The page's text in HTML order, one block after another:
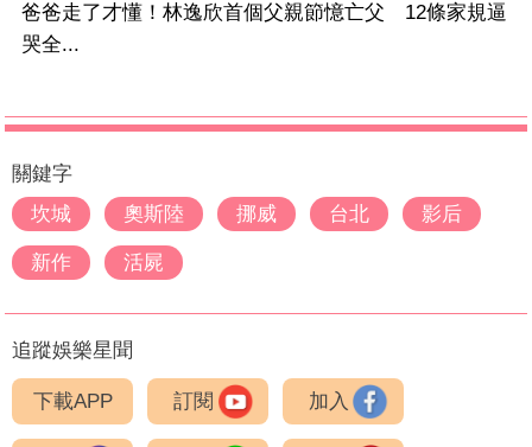
爸爸走了才懂！林逸欣首個父親節憶亡父 12條家規逼
哭全...
關鍵字
坎城
奧斯陸 挪威 台北 影后
新作 活屍
追蹤娛樂星聞
下載APP 訂閱 加入